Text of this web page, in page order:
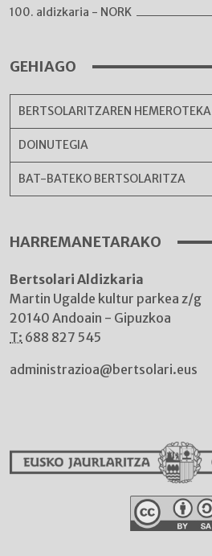
100. aldizkaria - NORK
GEHIAGO
BERTSOLARITZAREN HEMEROTEKA
DOINUTEGIA
BAT-BATEKO BERTSOLARITZA
HARREMANETARAKO
Bertsolari Aldizkaria
Martin Ugalde kultur parkea z/g
20140 Andoain - Gipuzkoa
T: 688 827 545
administrazioa@bertsolari.eus